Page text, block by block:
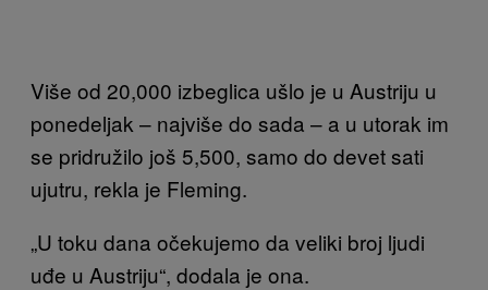
Više od 20,000 izbeglica ušlo je u Austriju u
ponedeljak – najviše do sada – a u utorak im
se pridružilo još 5,500, samo do devet sati
ujutru, rekla je Fleming.
„U toku dana očekujemo da veliki broj ljudi
uđe u Austriju“, dodala je ona.